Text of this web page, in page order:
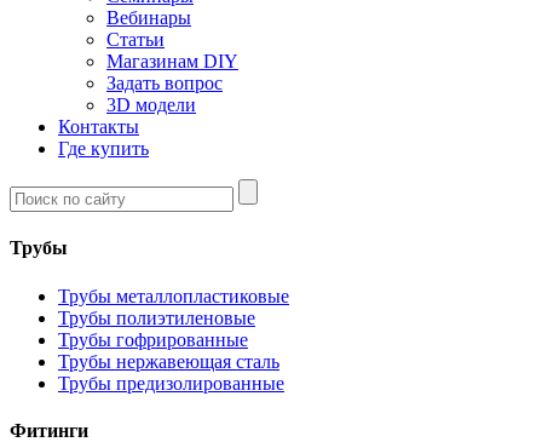
Вебинары
Статьи
Магазинам DIY
Задать вопрос
3D модели
Контакты
Где купить
Трубы
Трубы металлопластиковые
Трубы полиэтиленовые
Трубы гофрированные
Трубы нержавеющая сталь
Трубы предизолированные
Фитинги